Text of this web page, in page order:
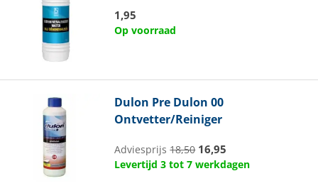
1,95
Op voorraad
Dulon Pre Dulon 00
Ontvetter/Reiniger
Adviesprijs18,50 16,95
Levertijd 3 tot 7 werkdagen